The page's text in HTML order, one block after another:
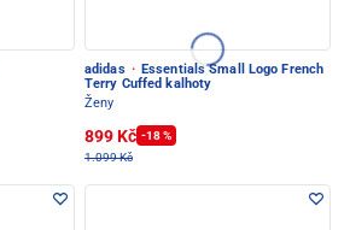
adidas · Essentials Small Logo French
Terry Cuffed kalhoty
Ženy
899 Kč -18 %
1.099 Kč